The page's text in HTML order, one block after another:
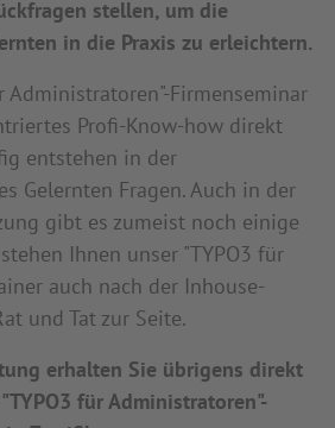
stellen, um die
in die Praxis zu erleichtern.
Administratoren"-Firmenseminar
Profi-Know-how direkt
entstehen in der
Gelernten Fragen. Auch in der
gibt es zumeist noch einige
Ihnen unser "TYPO3 für
auch nach der Inhouse-
und Tat zur Seite.
erhalten Sie übrigens direkt
für Administratoren"-